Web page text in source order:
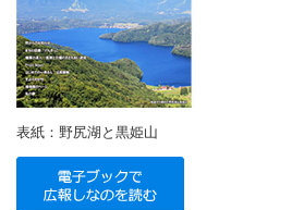
表紙：野尻湖と黒姫山